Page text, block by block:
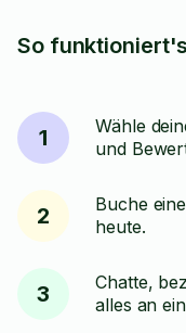
So
1
Wähle
und
2
Buche
heute.
3
Chatte,
alles an